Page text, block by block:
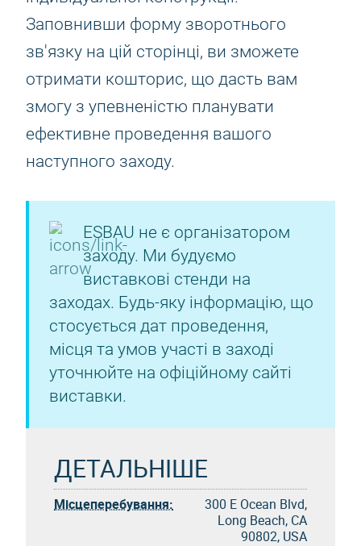
Заповнивши форму зворотнього
зв'язку на цій сторінці, ви зможете
отримати кошторис, що дасть вам
змогу з упевненістю планувати
ефективне проведення вашого
наступного заходу.
ESBAU не є організатором
заходу. Ми будуємо
виставкові стенди на
заходах. Будь-яку інформацію, що
стосується дат проведення,
місця та умов участі в заході
уточнюйте на офіційному сайті
виставки.
ДЕТАЛЬНІШЕ
Місцеперебування:
300 E Ocean Blvd,
Long Beach, CA
90802, USA